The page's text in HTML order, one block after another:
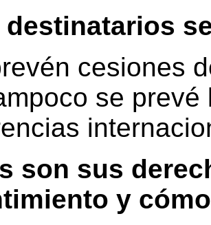
destinatarios
cesiones
se prevé
son sus
y